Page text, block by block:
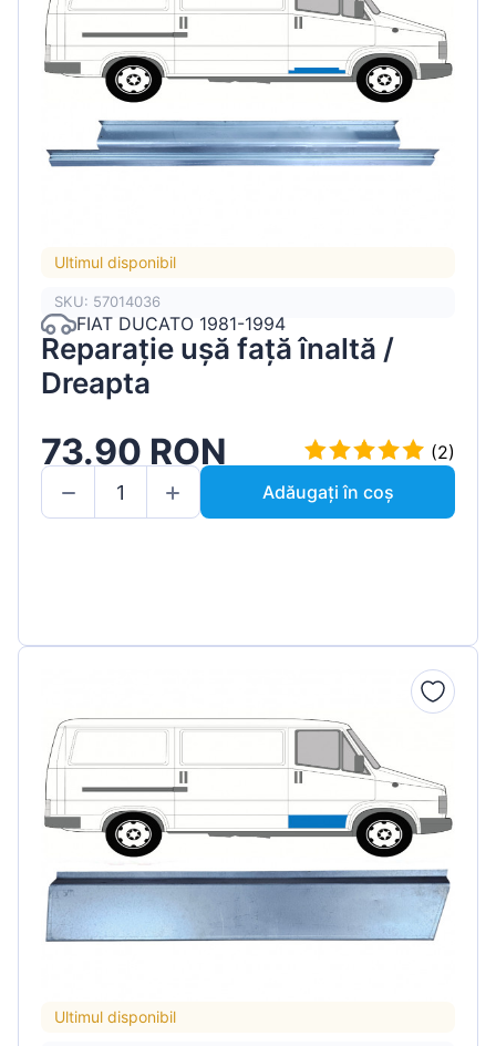
Ultimul disponibil
SKU: 57014036
FIAT DUCATO 1981-1994
Reparație ușă față înaltă /
Dreapta
73.90 RON
(2)
Adăugați în coș
Ultimul disponibil